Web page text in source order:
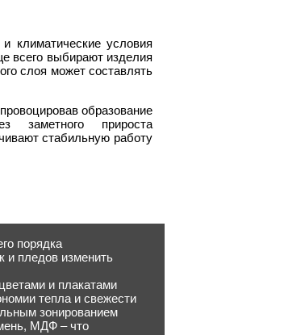
климатические условия
всего выбирают изделия
слоя может составлять
образование
заметного прироста
стабильную работу
порядка
и пледов изменить
и плакатами
тепла и свежести
зонированием
МДФ – что